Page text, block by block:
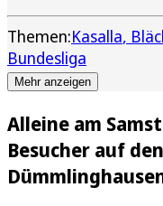
Themen:Kasalla
Bundesliga
Mehr anzeigen
Alleine am
Besucher auf